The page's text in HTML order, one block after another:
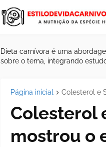
Dieta carnívora é uma
sobre o tema, integrando
Página inicial Colesterol e
Colesterol
mostrou o